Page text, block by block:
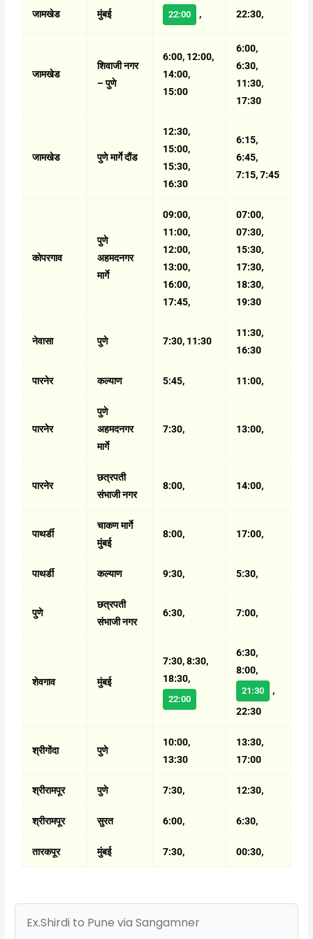
जामखेड मुंबई 22:00 , 22:30,
जामखेड
शिवाजी नगर
– पुणे
6:00, 12:00,
14:00,
15:00
6:00,
6:30,
11:30,
17:30
जामखेड पुणे मार्गे दौंड
12:30,
15:00,
15:30,
16:30
6:15,
6:45,
7:15, 7:45
कोपरगाव
पुणे
अहमदनगर
मार्गे
09:00,
11:00,
12:00,
13:00,
16:00,
17:45,
07:00,
07:30,
15:30,
17:30,
18:30,
19:30
नेवासा पुणे 7:30, 11:30
11:30,
16:30
पारनेर कल्याण 5:45, 11:00,
पारनेर
पुणे
अहमदनगर
मार्गे
7:30, 13:00,
पारनेर
छत्रपती
संभाजी नगर
8:00, 14:00,
पाथर्डी
चाकण मार्गे
मुंबई
8:00, 17:00,
पाथर्डी कल्याण 9:30, 5:30,
पुणे
छत्रपती
संभाजी नगर
6:30, 7:00,
शेवगाव मुंबई
7:30, 8:30,
18:30,
22:00
6:30,
8:00,
21:30
,
22:30
श्रीगोंदा पुणे
10:00,
13:30
13:30,
17:00
श्रीरामपूर पुणे 7:30, 12:30,
श्रीरामपूर सुरत 6:00, 6:30,
तारकपूर मुंबई 7:30, 00:30,